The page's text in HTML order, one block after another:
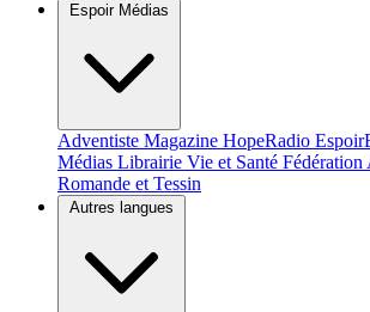
Espoir Médias
Adventiste Magazine HopeRadio
Médias Librairie Vie et Santé Fédération
Romande et Tessin
Autres langues